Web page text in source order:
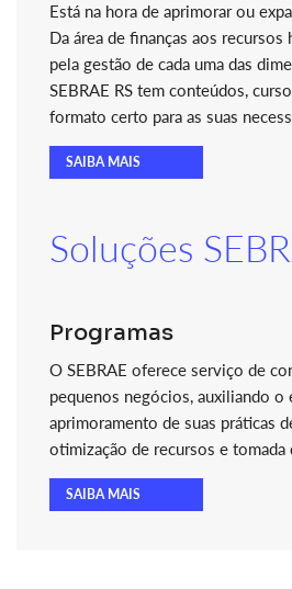
Está na hora de aprimorar ou
Da área de finanças aos recursos
pela gestão de cada uma das
SEBRAE RS tem conteúdos,
formato certo para as suas
SAIBA MAIS
Soluções
Programas
O SEBRAE oferece serviço de
pequenos negócios, auxiliando o
aprimoramento de suas práticas
otimização de recursos e tomada
SAIBA MAIS